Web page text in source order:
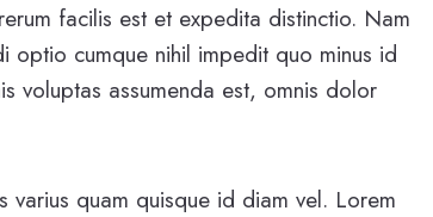
facilis est et expedita distinctio. Nam
optio cumque nihil impedit quo minus id
voluptas assumenda est, omnis dolor
varius quam quisque id diam vel. Lorem